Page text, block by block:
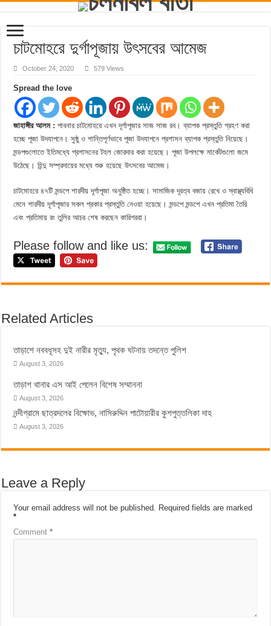
চাটমোহরে দুর্গাপূজায় উৎসবের আমেজ
October 24, 2020 579 Views
Spread the love
জাহাঙ্গীর আলম : পাবনার চাটমোহরে এখন দূর্গাপূজার সাজ সাজ রব। ব্যাপক প্রস্তুতি গ্রহণ করা
হচ্ছে পূজা উদযাপনে। সুষ্ঠু ও শান্তিপূর্ণভাবে পূজা উদযাপনে প্রশাসন ব্যাপক প্রস্তুতি নিয়েছে।
মন্ডপগুলোতে ইতিমধ্যে প্রশাসনের টহল জোরদার করা হয়েছে। পূজা উপলক্ষে মার্কেটগুলো জমে
উঠেছে। হিন্দু সম্প্রদায়ের মধ্যে শুরু হয়েছে উৎসবের আমেজ।
চাটমোহরে ৪৭টি মন্ডপে শারদীয় দূর্গাপূজা অনুষ্ঠিত হচ্ছে। সামাজিক দূরত্ব বজায় রেখে ও স্বাস্থ্যবিধি
মেনে শারদীয় দূর্গাপূজার সকল প্রকার প্রস্তুতি নেওয়া হয়েছে। মন্ডপে মন্ডপে এখন প্রতিমা তৈরি
এবং প্রতিমায় রং তুলির আচর শেষ করছেন কারিগররা।
Please follow and like us:
Related Articles
তাড়াশে নববধূসহ দুই নারীর মৃত্যু, পৃথক ঘটনায় তদন্তে পুলিশ
August 3, 2026
তাড়াশ থানার এস আই পেলেন বিশেষ সম্মাননা
August 3, 2026
নন্দীগ্রামে ছাত্রদলের বিক্ষোভ, নাসিরুদ্দিন পাটোয়ারীর কুশপুত্তলিকা দাহ
August 3, 2026
Leave a Reply
Your email address will not be published. Required fields are marked
*
Comment*